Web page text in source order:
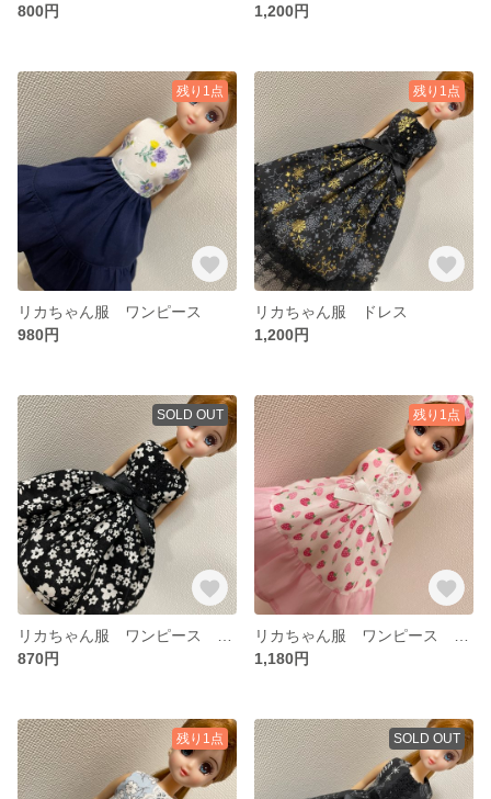
800円
1,200円
残り1点
リカちゃん服 ワンピース
980円
残り1点
リカちゃん服 ドレス
1,200円
SOLD OUT
870円
残り1点
1,180円
残り1点 SOLD OUT